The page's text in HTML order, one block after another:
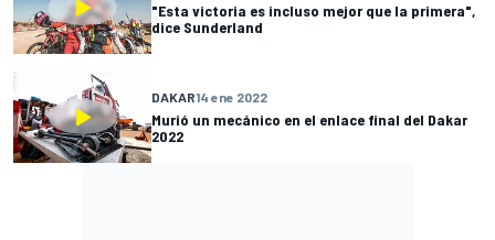
"Esta victoria es incluso mejor que la primera",
dice Sunderland
DAKAR14 ene 2022
Murió un mecánico en el enlace final del Dakar
2022